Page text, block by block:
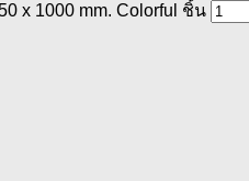
x 1000 mm. Colorful ชิ้น